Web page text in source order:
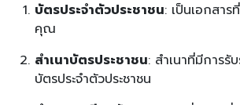
บัตรประจำตัวประชาชน: เป็นเอกสา
คุณ
สำเนาบัตรประชาชน: สำเนาที่มีการ
บัตรประจำตัวประชาชน